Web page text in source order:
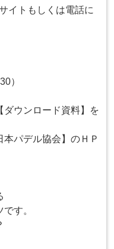
イトもしくは電話に
）
ダウンロード資料】を
パデル協会】のＨＰ
す。